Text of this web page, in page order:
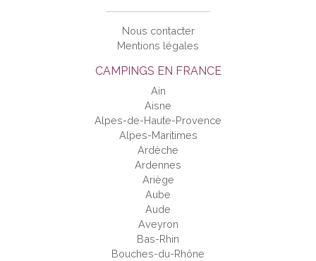
CAMPINGS EN FRANCE
Ain
Aisne
Alpes-de-Haute-Provence
Alpes-Maritimes
Ardèche
Ardennes
Ariège
Aube
Aude
Aveyron
Bas-Rhin
Bouches-du-Rhône
Nous contacter
Mentions légales